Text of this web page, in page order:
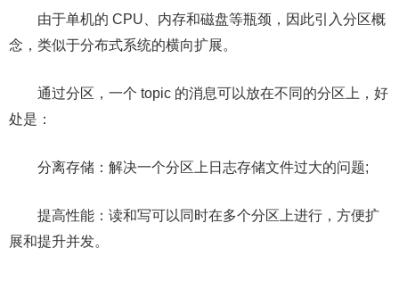
由于单机的 CPU、内存和磁盘等瓶颈，因此引入分区概
念，类似于分布式系统的横向扩展。
通过分区，一个 topic 的消息可以放在不同的分区上，好
处是：
分离存储：解决一个分区上日志存储文件过大的问题;
提高性能：读和写可以同时在多个分区上进行，方便扩
展和提升并发。